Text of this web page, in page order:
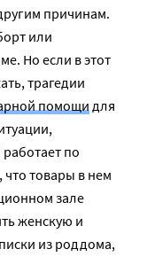
причинам.
или
Но если в этот
трагедии
помощидля
по
что товары в нем
зале
женскую и
из роддома,